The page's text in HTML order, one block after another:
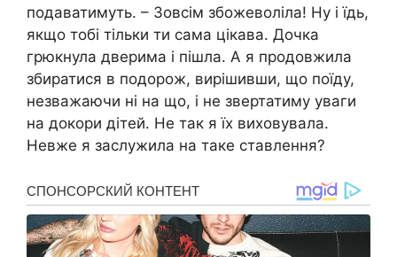
подаватимуть. – Зовсім збожеволіла! Ну і їдь,
якщо тобі тільки ти сама цікава. Дочка
грюкнула дверима і пішла. А я продовжила
збиратися в подорож, вирішивши, що поїду,
незважаючи ні на що, і не звертатиму уваги
на докори дітей. Не так я їх виховувала.
Невже я заслужила на таке ставлення?